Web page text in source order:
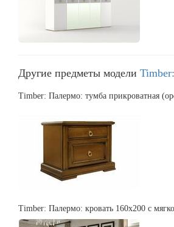
Другие предметы модели
Timber: Палермо: тумба прикроватная
Timber: Палермо: кровать 160х200 с